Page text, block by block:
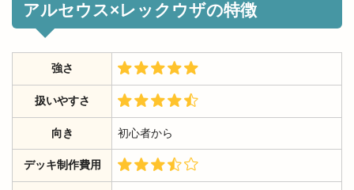
アルセウス×レックウザの特徴
強さ
扱いやすさ
向き 初心者から
デッキ制作費用